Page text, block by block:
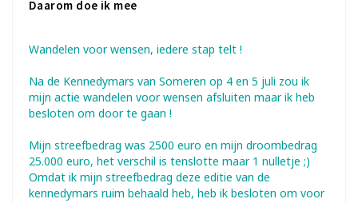
Daarom doe ik mee
Wandelen voor wensen, iedere stap telt !
Na de Kennedymars van Someren op 4 en 5 juli zou ik
mijn actie wandelen voor wensen afsluiten maar ik heb
besloten om door te gaan !
Mijn streefbedrag was 2500 euro en mijn droombedrag
25.000 euro, het verschil is tenslotte maar 1 nulletje ;)
Omdat ik mijn streefbedrag deze editie van de
kennedymars ruim behaald heb, heb ik besloten om voor